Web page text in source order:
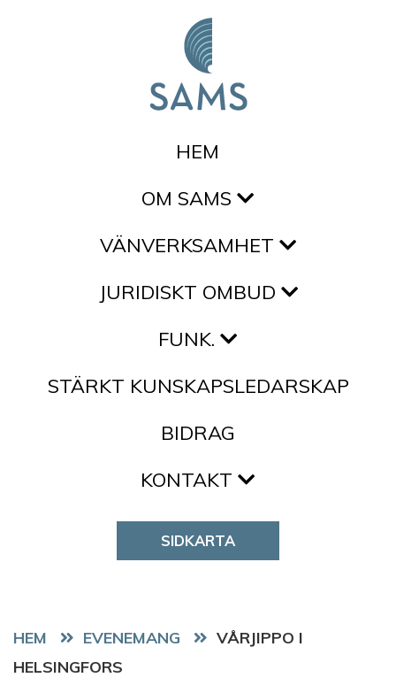
HEM
OM SAMS
VÄNVERKSAMHET
JURIDISKT OMBUD
FUNK.
STÄRKT KUNSKAPSLEDARSKAP
BIDRAG
KONTAKT
SIDKARTA
HEM EVENEMANG
VÅRJIPPO I
HELSINGFORS